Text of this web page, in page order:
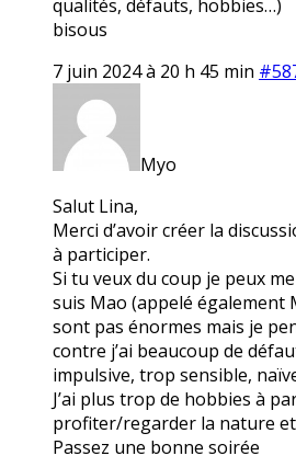
qualités, défauts, hobbies…)
bisous
7 juin 2024 à 20 h 45 min
Myo
Salut Lina,
Merci d’avoir créer la
à participer.
Si tu veux du coup je peux
suis Mao (appelé également
sont pas énormes mais je
contre j’ai beaucoup de
impulsive, trop sensible,
J’ai plus trop de hobbies à
profiter/regarder la nature et
Passez une bonne soirée